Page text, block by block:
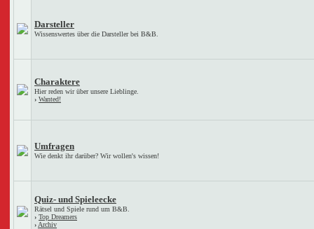
Darsteller
Wissenswertes über die Darsteller bei B&B.
Charaktere
Hier reden wir über unsere Lieblinge.
› Wanted!
Umfragen
Wie denkt ihr darüber? Wir wollen's wissen!
Quiz- und Spieleecke
Rätsel und Spiele rund um B&B.
› Top Dreamers
› Archiv